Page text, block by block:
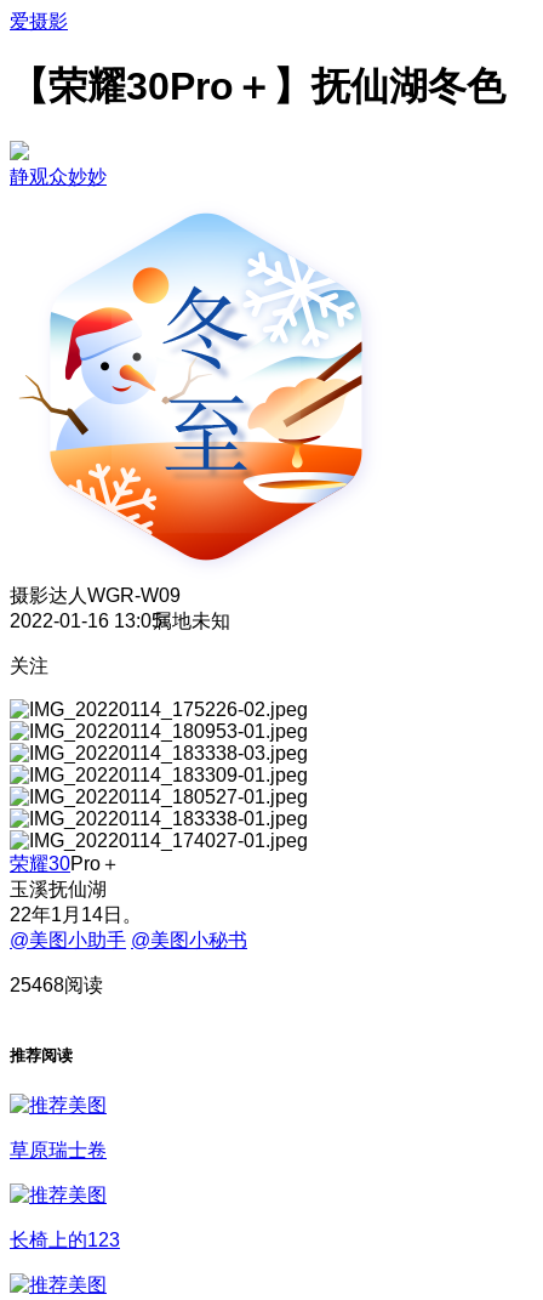
爱摄影
【荣耀30Pro＋】抚仙湖冬色
静观众妙妙
摄影达人 WGR-W09
2022-01-16 13:05属地未知
关注
荣耀30Pro＋
玉溪抚仙湖
22年1月14日。
@美图小助手 @美图小秘书
25468阅读
推荐阅读
草原瑞士卷
长椅上的123